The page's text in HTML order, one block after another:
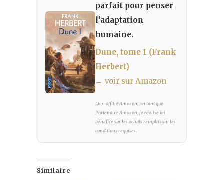
parfait pour penser
l’adaptation
humaine.
Dune, tome 1 (Frank
Herbert)
→ voir sur Amazon
Lien affilié Amazon. En tant que
Partenaire Amazon, je réalise un
bénéfice sur les achats remplissant les
conditions requises.
Similaire